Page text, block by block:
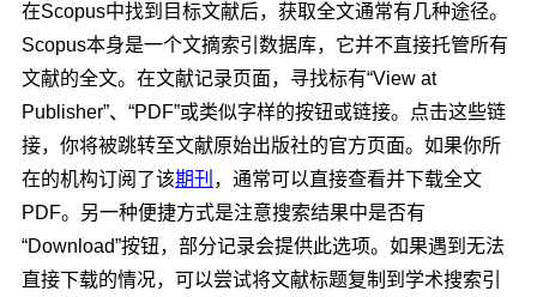
在Scopus中找到目标文献后，获取全文通常有几种途径。
Scopus本身是一个文摘索引数据库，它并不直接托管所有
文献的全文。在文献记录页面，寻找标有“View at
Publisher”、“PDF”或类似字样的按钮或链接。点击这些链
接，你将被跳转至文献原始出版社的官方页面。如果你所
在的机构订阅了该期刊 ，通常可以直接查看并下载全文
PDF。另一种便捷方式是注意搜索结果中是否有
“Download”按钮，部分记录会提供此选项。如果遇到无法
直接下载的情况，可以尝试将文献标题复制到学术搜索引